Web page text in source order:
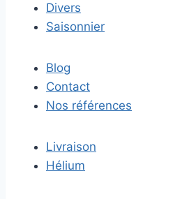
Divers
Saisonnier
Blog
Contact
Nos références
Livraison
Hélium